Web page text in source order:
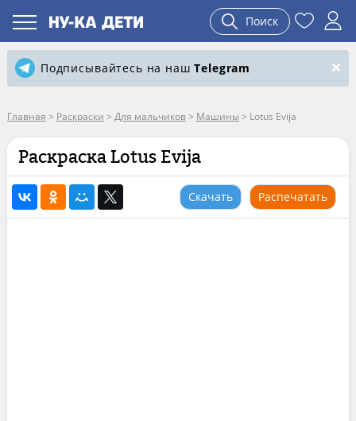
Поиск
Подписывайтесь на нашTelegram
Главная > Раскраски > Для мальчиков> Машины > Lotus Evija
Раскраска Lotus Evija
Скачать Распечатать